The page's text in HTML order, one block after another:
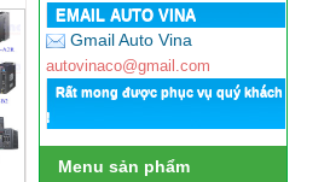
EMAIL AUTO VINA
Gmail Auto Vina
autovinaco@gmail.com
Rất mong được phục vụ quý khách
!
Menu sản phẩm